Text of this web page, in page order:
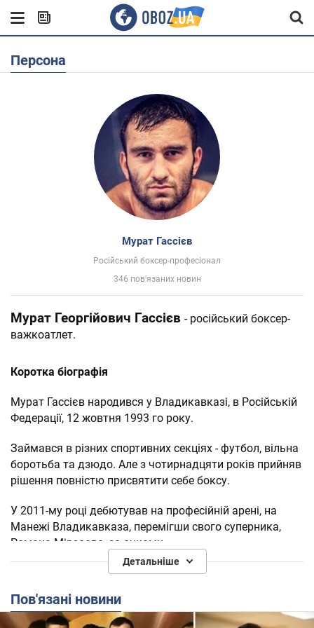
Персона
Мурат Гассієв
Російський боксер-професіонал
346 пов'язаних новин
Мурат Георгійович Гассієв - російський боксер-
важкоатлет.
Коротка біографія
Мурат Гассієв народився у Владикавказі, в Російській
Федерації, 12 жовтня 1993 го року.
Займався в різних спортивних секціях - футбол, вільна
боротьба та дзюдо. Але з чотирнадцяти років прийняв
рішення повністю присвятити себе боксу.
У 2011-му році дебютував на професійній арені, на
Манежі Владикавказа, перемігши свого суперника,
Романа Мірзоєва, за очками.
З 2016-го до 2018-го року Мурат Гассієв утримував
побував чемпіоном за версією
Детальніше
Пов'язані новини